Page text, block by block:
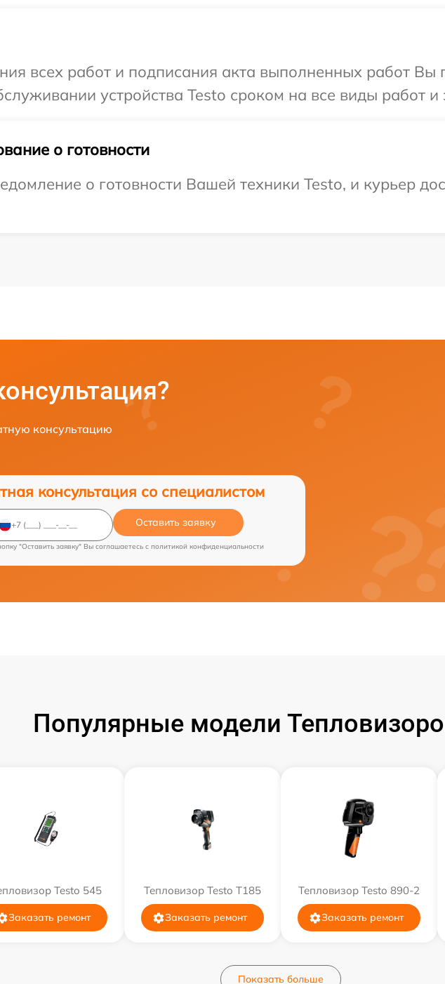
всех работ и подписания акта выполненных работ Вы
устройства Testo сроком на все виды работ и
о готовности
о готовности Вашей техники Testo, и курьер
консультацию
консультация со специалистом
Оставить заявку
"Оставить заявку" Вы соглашаетесь c политикой конфиденциальности
Популярные модели
Testo 545
Заказать ремонт
Тепловизор Testo T185
Заказать ремонт
Тепловизор Testo 890-2
Заказать ремонт
Показать больше